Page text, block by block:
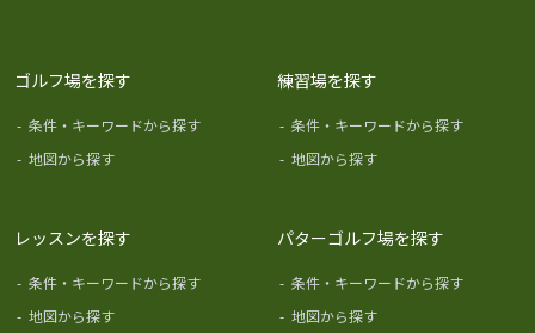
ゴルフ場を探す
- 条件・キーワードから探す
- 地図から探す
練習場を探す
- 条件・キーワードから探す
- 地図から探す
レッスンを探す
- 条件・キーワードから探す
- 地図から探す
パターゴルフ場を探す
- 条件・キーワードから探す
- 地図から探す